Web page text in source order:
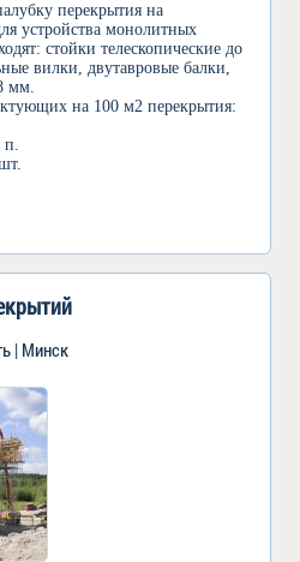
перекрытия на
устройства монолитных
стойки телескопические до
вилки, двутавровые балки,
мм.
на 100 м2 перекрытия:
п.
| Минск